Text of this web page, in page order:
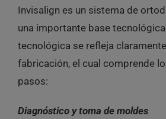
Invisalign es un sistema de
una importante base
tecnológica se refleja
fabricación, el cual comprende
pasos:
Diagnóstico y toma de moldes